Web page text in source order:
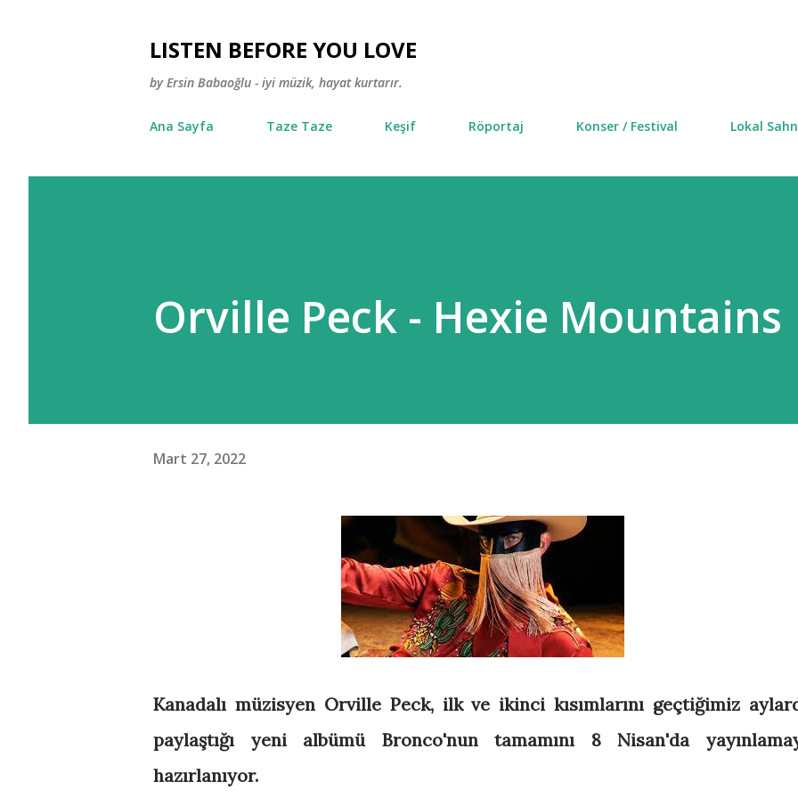
LISTEN BEFORE YOU LOVE
by Ersin Babaoğlu - iyi müzik, hayat kurtarır.
Ana Sayfa Taze Taze Keşif Röportaj Konser / Festival Lokal
Orville Peck - Hexie Mountains
Mart 27, 2022
Kanadalı müzisyen Orville Peck, ilk ve ikinci kısımlarını geçtiğimiz
paylaştığı yeni albümü Bronco'nun tamamını 8 Nisan'da
hazırlanıyor.